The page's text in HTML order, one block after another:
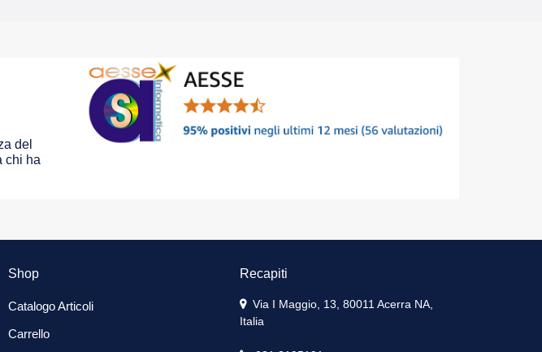
del
chi ha
Shop
Catalogo Articoli
Carrello
Recapiti
Via I Maggio, 13, 80011 Acerra NA,
Italia